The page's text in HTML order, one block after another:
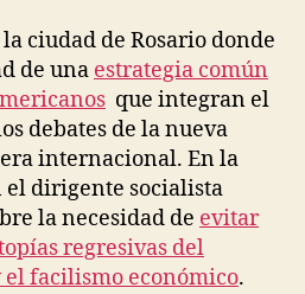
ciudad de Rosario donde
de una estrategia común
que integran el
debates de la nueva
internacional. En la
dirigente socialista
la necesidad de evitar
regresivas del
facilismo económico.